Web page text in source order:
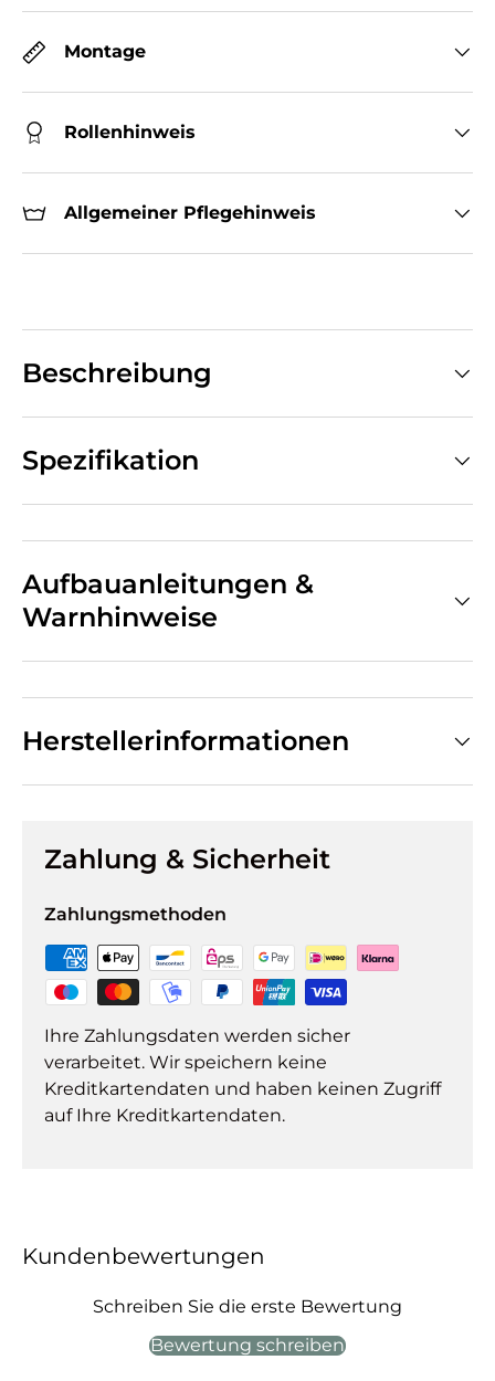
Montage
Rollenhinweis
Allgemeiner Pflegehinweis
Beschreibung
Spezifikation
Aufbauanleitungen &
Warnhinweise
Herstellerinformationen
Zahlung & Sicherheit
Zahlungsmethoden
Ihre Zahlungsdaten werden sicher
verarbeitet. Wir speichern keine
Kreditkartendaten und haben keinen Zugriff
auf Ihre Kreditkartendaten.
Kundenbewertungen
Schreiben Sie die erste Bewertung
Bewertung schreiben